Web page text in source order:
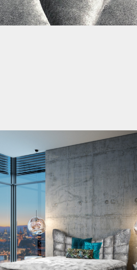
Cloud 7 – nicht nur zum Sitzen, sondern auch zum
141 3